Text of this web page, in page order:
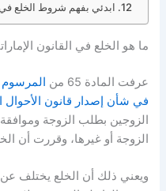
ابدئي بفهم شروط الخلع في
ما هو الخلع في القانون
عرفت المادة 65 من
في شأن إصدار قانون
الزوجين بطلب الزوجة
الزوجة أو غيرها، وقررت أن
ويعني ذلك أن الخلع يختلف